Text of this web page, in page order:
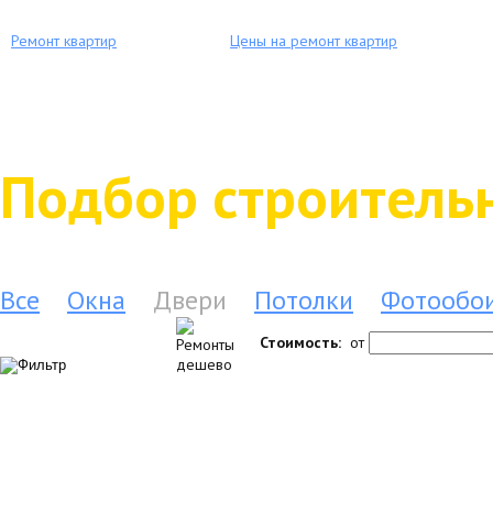
Ремонт квартир Цены на ремонт квартир
Подбор
Все Окна Двери Потолки
Стоимость:от